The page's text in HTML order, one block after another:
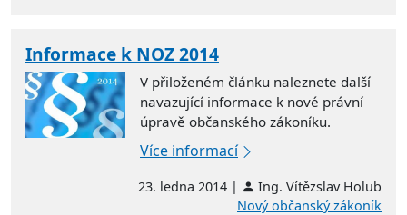
Informace k NOZ 2014
V přiloženém článku naleznete další
navazující informace k nové právní
úpravě občanského zákoníku.
Více informací
23. ledna 2014 |
Ing. Vítězslav Holub
Nový občanský zákoník